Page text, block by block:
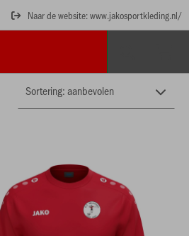
Naar de website: www.jakosportkleding.nl/